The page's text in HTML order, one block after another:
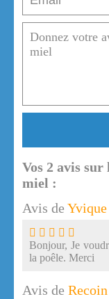
Vos 2 avis sur
miel :
Avis de Yvique
Bonjour, Je
la poêle. Merci
Avis de Recoin